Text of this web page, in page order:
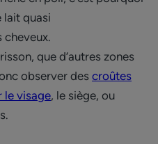
lait quasi
cheveux.
que d’autres zones
observer des croûtes
le visage, le siège, ou